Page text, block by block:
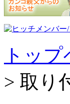
トッ
> 取り